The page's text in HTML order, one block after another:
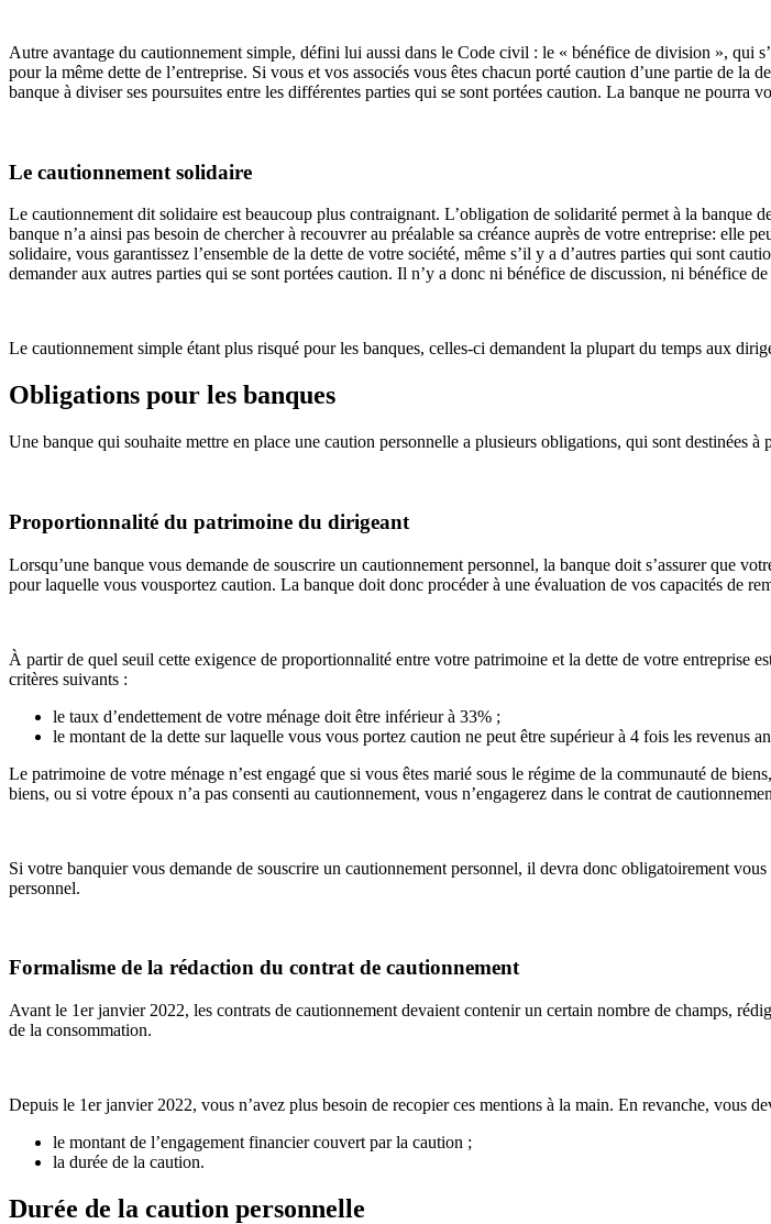
Autre avantage du cautionnement simple, défini lui aussi dans le Code civil : le « bénéfice de division », qui
pour la même dette de l’entreprise. Si vous et vos associés vous êtes chacun porté caution d’une partie de
banque à diviser ses poursuites entre les différentes parties qui se sont portées caution. La banque ne pourra
Le cautionnement solidaire
Le cautionnement dit solidaire est beaucoup plus contraignant. L’obligation de solidarité permet à la banque
banque n’a ainsi pas besoin de chercher à recouvrer au préalable sa créance auprès de votre entreprise: elle
solidaire, vous garantissez l’ensemble de la dette de votre société, même s’il y a d’autres parties qui sont
demander aux autres parties qui se sont portées caution. Il n’y a donc ni bénéfice de discussion, ni bénéfice
Le cautionnement simple étant plus risqué pour les banques, celles-ci demandent la plupart du temps aux
Obligations pour les banques
Une banque qui souhaite mettre en place une caution personnelle a plusieurs obligations, qui sont destinées
Proportionnalité du patrimoine du dirigeant
Lorsqu’une banque vous demande de souscrire un cautionnement personnel, la banque doit s’assurer que
pour laquelle vous vousportez caution. La banque doit donc procéder à une évaluation de vos capacités de
À partir de quel seuil cette exigence de proportionnalité entre votre patrimoine et la dette de votre entreprise
critères suivants :
le taux d’endettement de votre ménage doit être inférieur à 33% ;
le montant de la dette sur laquelle vous vous portez caution ne peut être supérieur à 4 fois les revenus
Le patrimoine de votre ménage n’est engagé que si vous êtes marié sous le régime de la communauté de
biens, ou si votre époux n’a pas consenti au cautionnement, vous n’engagerez dans le contrat de
Si votre banquier vous demande de souscrire un cautionnement personnel, il devra donc obligatoirement
personnel.
Formalisme de la rédaction du contrat de cautionnement
Avant le 1er janvier 2022, les contrats de cautionnement devaient contenir un certain nombre de champs,
de la consommation.
Depuis le 1er janvier 2022, vous n’avez plus besoin de recopier ces mentions à la main. En revanche, vous
le montant de l’engagement financier couvert par la caution ;
la durée de la caution.
Durée de la caution personnelle